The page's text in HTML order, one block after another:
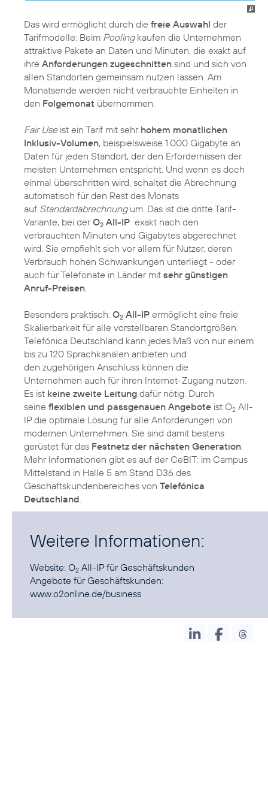
Das wird ermöglicht durch die freie Auswahl der
Tarifmodelle: Beim Poolingkaufen die Unternehmen
attraktive Pakete an Daten und Minuten, die exakt auf
ihre Anforderungen zugeschnitten sind und sich von
allen Standorten gemeinsam nutzen lassen. Am
Monatsende werden nicht verbrauchte Einheiten in
den Folgemonat übernommen.
Fair Useist ein Tarif mit sehr hohem monatlichen
Inklusiv-Volumen, beispielsweise 1.000 Gigabyte an
Daten für jeden Standort, der den Erfordernissen der
meisten Unternehmen entspricht. Und wenn es doch
einmal überschritten wird, schaltet die Abrechnung
automatisch für den Rest des Monats
auf Standardabrechnungum. Das ist die dritte Tarif-
Variante, bei derO2 All-IP exakt nach den
verbrauchten Minuten und Gigabytes abgerechnet
wird. Sie empfiehlt sich vor allem für Nutzer, deren
Verbrauch hohen Schwankungen unterliegt - oder
auch für Telefonate in Länder mit sehr günstigen
Anruf-Preisen.
Besonders praktisch: O2 All-IP ermöglicht eine freie
Skalierbarkeit für alle vorstellbaren Standortgrößen.
Telefónica Deutschland kann jedes Maß von nur einem
bis zu 120 Sprachkanälen anbieten und
den zugehörigen Anschluss können die
Unternehmen auch für ihren Internet-Zugang nutzen.
Es ist keine zweite Leitung dafür nötig. Durch
seine flexiblen und passgenauen Angebote ist O2 All-
IP die optimale Lösung für alle Anforderungen von
modernen Unternehmen. Sie sind damit bestens
gerüstet für das Festnetz der nächsten Generation.
Mehr Informationen gibt es auf der CeBIT: im Campus
Mittelstand in Halle 5 am Stand D36 des
Geschäftskundenbereiches von Telefónica
Deutschland.
Weitere Informationen:
Website: O2 All-IPfür Geschäftskunden
Angebote für Geschäftskunden:
www.o2online.de/business